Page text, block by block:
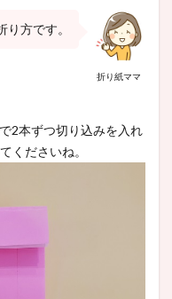
折り紙ママ
方です。
2本ずつ切り込みを入れ
くださいね。